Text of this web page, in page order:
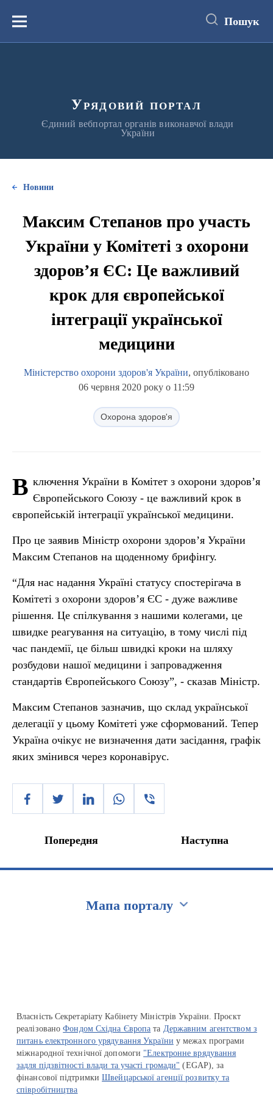
вмістуМеню Пошук
Урядовий портал
Єдиний вебпортал органів виконавчої влади
України
Новини
Максим Степанов про участь
України у Комітеті з охорони
здоров’я ЄС: Це важливий
крок для європейської
інтеграції української
медицини
Міністерство охорони здоров'я України, опубліковано
06 червня 2020 року о 11:59
Охорона здоров'я
В ключення України в Комітет з охорони здоров’я
Європейського Союзу - це важливий крок в
європейській інтеграції української медицини.
Про це заявив Міністр охорони здоров’я України
Максим Степанов на щоденному брифінгу.
“Для нас надання Україні статусу спостерігача в
Комітеті з охорони здоров’я ЄС - дуже важливе
рішення. Це спілкування з нашими колегами, це
швидке реагування на ситуацію, в тому числі під
час пандемії, це більш швидкі кроки на шляху
розбудови нашої медицини і запровадження
стандартів Європейського Союзу”, - сказав Міністр.
Максим Степанов зазначив, що склад української
делегації у цьому Комітеті уже сформований. Тепер
Україна очікує не визначення дати засідання, графік
яких змінився через коронавірус.
Попередня Наступна
Мапа порталу
Власність Секретаріату Кабінету Міністрів України. Проєкт
реалізованоФондом Східна Європа та Державним агентством з
питань електронного урядування України у межах програми
міжнародної технічної допомоги "Електронне врядування
задля підзвітності влади та участі громади" (EGAP), за
фінансової підтримкиШвейцарської агенції розвитку та
співробітництва